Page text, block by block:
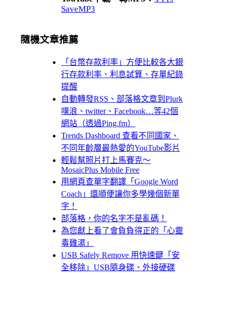
SaveMP3
隨機文章推薦
「台幣存款利率」方便比較各大銀
行存款利率、利息試算、存單紀錄
提醒
自動轉發RSS、部落格文章到Plurk
噗浪、twitter、Facebook…等42個
網站（透過Ping.fm）
Trends Dashboard 查看不同國家、
不同年齡層最熱愛的YouTube影片
輕鬆幫照片打上馬賽克～
MosaicPlus Mobile Free
用網頁查單字翻譯「Google Word
Coach」還順便讓你多學幾個新單
字！
部落格，你的名字不是亂碼！
為您獻上看了會負負得正的「心靈
毒雞湯」
USB Safely Remove 用快速鍵「安
全移除」USB隨身碟、外接硬碟